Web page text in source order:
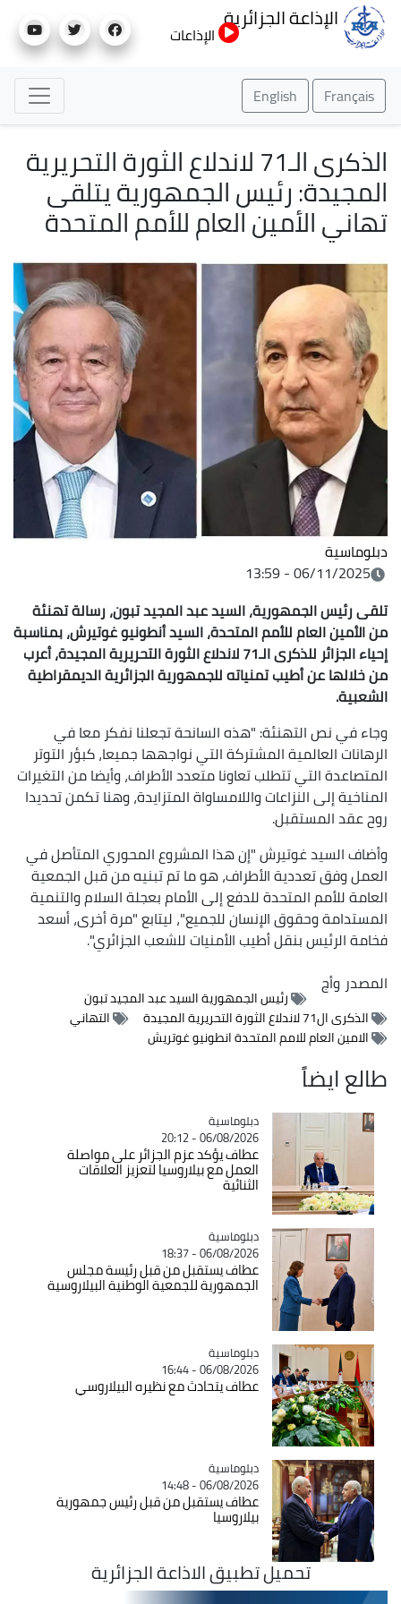
إلى
الإذاعة الجزائرية
الإذاعات
Français
English
الذكرى الـ71 لاندلاع الثورة التحريرية
المجيدة: رئيس الجمهورية يتلقى
تهاني الأمين العام للأمم المتحدة
دبلوماسية
06/11/2025 - 13:59
تلقى رئيس الجمهورية، السيد عبد المجيد تبون، رسالة تهنئة
من الأمين العام للأمم المتحدة، السيد أنطونيو غوتيرش، بمناسبة
إحياء الجزائر للذكرى الـ71 لاندلاع الثورة التحريرية المجيدة، أعرب
من خلالها عن أطيب تمنياته للجمهورية الجزائرية الديمقراطية
الشعبية.
وجاء في نص التهنئة: "هذه السانحة تجعلنا نفكر معا في
الرهانات العالمية المشتركة التي نواجهها جميعا، كبؤر التوتر
المتصاعدة التي تتطلب تعاونا متعدد الأطراف، وأيضا من التغيرات
المناخية إلى النزاعات واللامساواة المتزايدة، وهنا تكمن تحديدا
روح عقد المستقبل.
وأضاف السيد غوتيرش "إن هذا المشروع المحوري المتأصل في
العمل وفق تعددية الأطراف، هو ما تم تبنيه من قبل الجمعية
العامة للأمم المتحدة للدفع إلى الأمام بعجلة السلام والتنمية
المستدامة وحقوق الإنسان للجميع"، ليتابع "مرة أخرى، أسعد
فخامة الرئيس بنقل أطيب الأمنيات للشعب الجزائري".
المصدروأج
رئيس الجمهورية السيد عبد المجيد تبون
الذكرى ال71 لاندلاع الثورة التحريرية المجيدة
التهاني
الامين العام للامم المتحدة انطونيو غوتريش
طالع ايضاً
Catégorie
دبلوماسية
06/08/2026 - 20:12
عطاف يؤكد عزم الجزائر على مواصلة
العمل مع بيلاروسيا لتعزيز العلاقات
الثنائية
Catégorie
دبلوماسية
06/08/2026 - 18:37
عطاف يستقبل من قبل رئيسة مجلس
الجمهورية للجمعية الوطنية البيلاروسية
Catégorie
دبلوماسية
06/08/2026 - 16:44
عطاف يتحادث مع نظيره البيلاروسي
Catégorie
دبلوماسية
06/08/2026 - 14:48
عطاف يستقبل من قبل رئيس جمهورية
بيلاروسيا
تحميل تطبيق الاذاعة الجزائرية